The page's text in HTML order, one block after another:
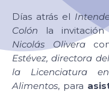
Días atrás el
Colón la
Nicolás Olivera
Estévez, directora
la Licenciatura
Alimentos, para